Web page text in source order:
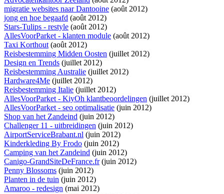
migratie websites naar Dantooine (août 2012)
jong en hoe begaafd (août 2012)
Stars-Tulips - restyle (août 2012)
AllesVoorParket - klanten module (août 2012)
Taxi Korthout(août 2012)
Reisbestemming Midden Oosten (juillet 2012)
Design en Trends (juillet 2012)
Reisbestemming Australie (juillet 2012)
Hardware4Me (juillet 2012)
Reisbestemming Italie (juillet 2012)
AllesVoorParket - KiyOh klantbeoordelingen (juillet 2012)
AllesVoorParket - seo optimalisatie (juin 2012)
Shop van het Zandeind (juin 2012)
Challenger 11 - uitbreidingen (juin 2012)
AirportServiceBrabant.nl (juin 2012)
Kinderkleding By Frodo (juin 2012)
Camping van het Zandeind (juin 2012)
Canigo-GrandSiteDeFrance.fr(juin 2012)
Penny Blossoms (juin 2012)
Planten in de tuin (juin 2012)
Amaroo - redesign (mai 2012)